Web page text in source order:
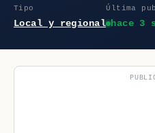
Tipo
Local y regional
Última
hace 3